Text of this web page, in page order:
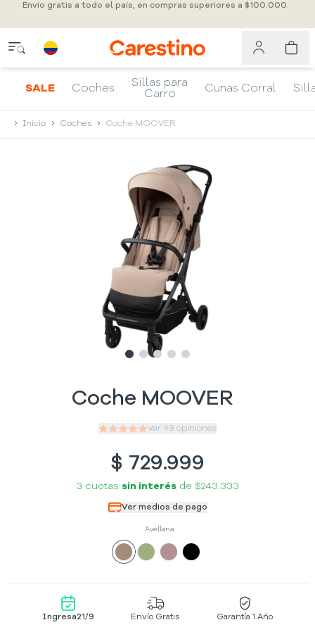
Envío gratis a todo el país, en compras superiores a $100.000.
SALE Coches
Sillas para
Carro
Cunas Corral
Inicio Coches Coche MOOVER
Slide1
Slide2
Slide3
SlideSlide
Coche MOOVER
Ver 49 opiniones
$ 729.999
3 cuotas sin interésde $243.333
Ver medios de pago
Avellana
Ingresa21/9 Envío Gratis Garantía 1 Año